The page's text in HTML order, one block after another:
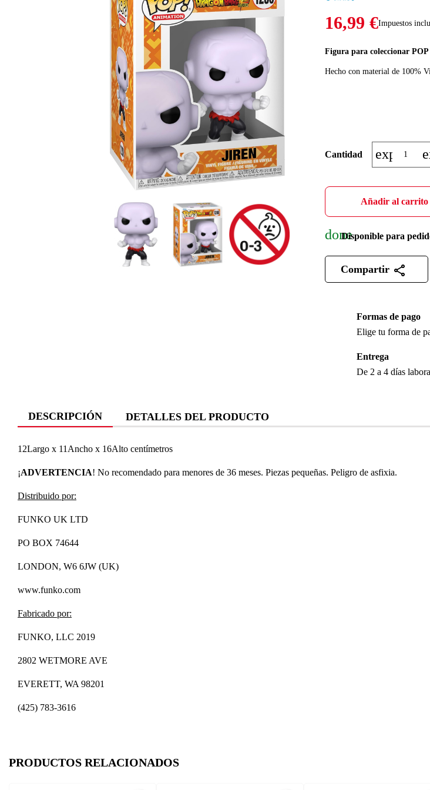
16,99 €Impuestos
Figura para coleccionar
Hecho con material de 100%
Cantidad
Añadir al carrito
doneDisponible para
Compartir
Formas de pago
Elige tu forma de
Entrega
De 2 a 4 días
DESCRIPCIÓN DETALLES DEL PRODUCTO
12Largo x 11Ancho x 16Alto centímetros
¡ADVERTENCIA! No recomendado para menores de 36 meses. Piezas pequeñas. Peligro de asfixia.
Distribuido por:
FUNKO UK LTD
PO BOX 74644
LONDON, W6 6JW (UK)
www.funko.com
Fabricado por:
FUNKO, LLC 2019
2802 WETMORE AVE
EVERETT, WA 98201
(425) 783-3616
PRODUCTOS RELACIONADOS